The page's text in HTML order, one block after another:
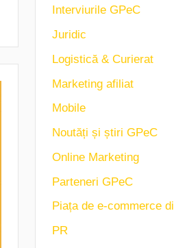
Interviurile GPeC
Juridic
Logistică & Curierat
Marketing afiliat
Mobile
Noutăți și știri GPeC
Online Marketing
Parteneri GPeC
Piața de e-commerce
PR